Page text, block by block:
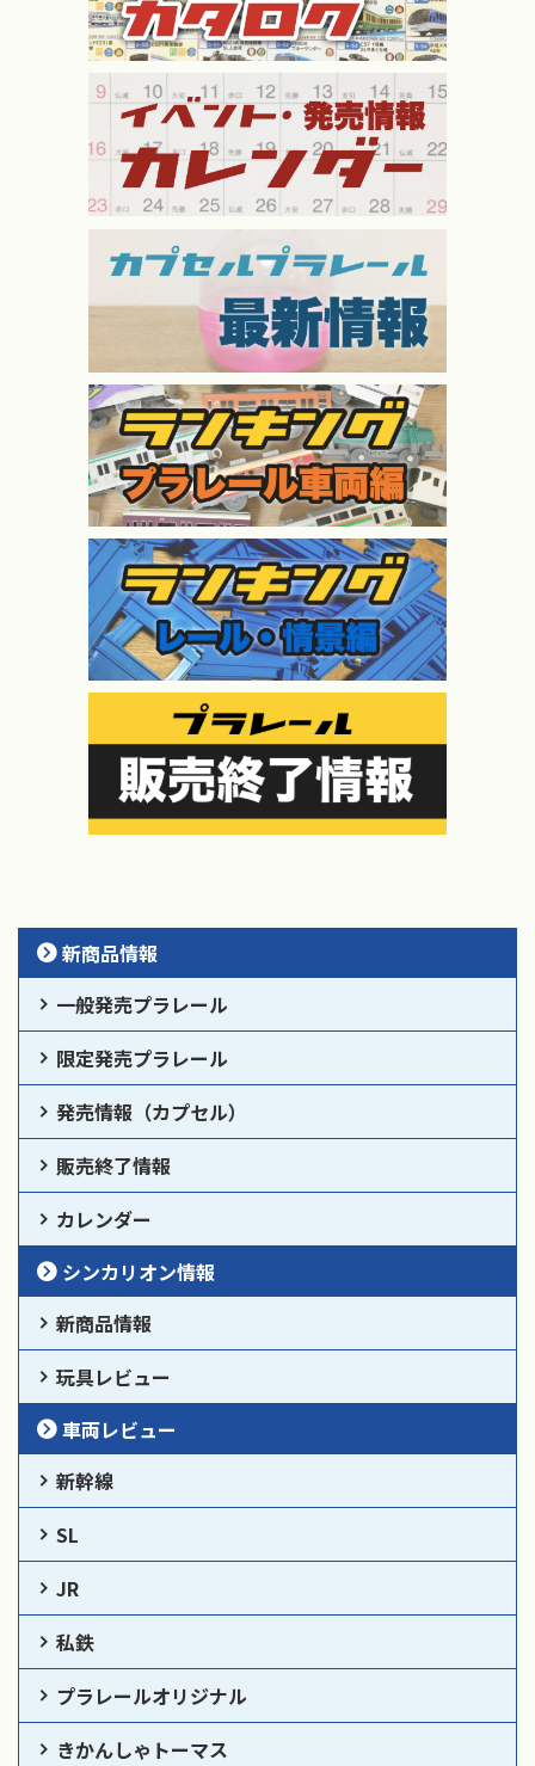
新商品情報
一般発売プラレール
限定発売プラレール
発売情報（カプセル）
販売終了情報
カレンダー
シンカリオン情報
新商品情報
玩具レビュー
車両レビュー
新幹線
SL
JR
私鉄
プラレールオリジナル
きかんしゃトーマス